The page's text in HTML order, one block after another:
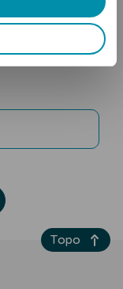
Topo